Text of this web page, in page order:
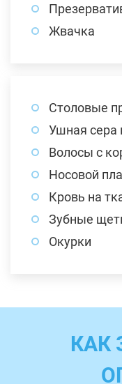
Жвачка
Столовые
Ушная сера
Волосы с
Носовой
Кровь на
Зубные
Окурки
КАК